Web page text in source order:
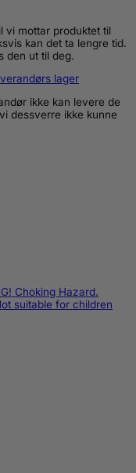
vi mottar produktet til
kan det ta lengre tid.
den ut til deg.
lager
ikke kan levere de
dessverre ikke kunne
Choking Hazard.
suitable for children